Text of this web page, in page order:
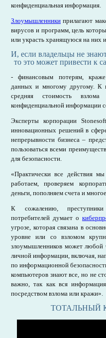
конфиденциальная информация.
Злоумышленники прилагают
вирусов и программ, цель
или украсть хранящуюся на них
И, если владельцы не
то это может привести к
- финансовым потерям,
данных и многому другому. К
средняя стоимость
конфиденциальной информации
Эксперты корпорации
инновационных решений в
непрерывности бизнеса –
пользоваться всеми
для безопасности.
«Практически все действия
работаем, проверяем
деньги, пополняем счета и
К сожалению,
потребителей думает о
угрозе, которая связана в
уровне или со взломом
злоумышленников может любой
личной информации, включая,
по информационной
компьютеров знают все, но не
важно, так как вся
посредством взлома или кражи».
ТОТАЛЬНЫЙ